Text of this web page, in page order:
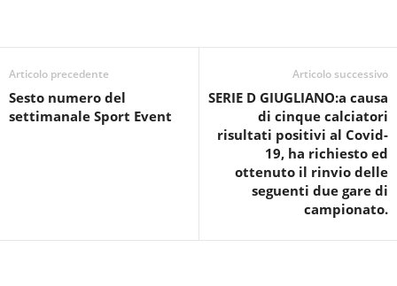
Articolo precedente
Sesto numero del
settimanale Sport Event
Articolo successivo
SERIE D GIUGLIANO:a causa
di cinque calciatori
risultati positivi al Covid-
19, ha richiesto ed
ottenuto il rinvio delle
seguenti due gare di
campionato.